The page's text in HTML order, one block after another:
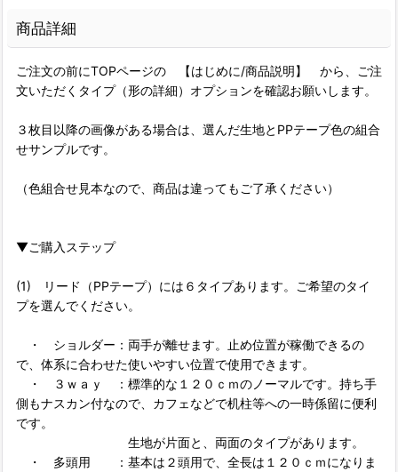
商品詳細
ご注文の前にTOPページの 【はじめに/商品説明】 から、ご注
文いただくタイプ（形の詳細）オプションを確認お願いします。
３枚目以降の画像がある場合は、選んだ生地とPPテープ色の組合
せサンプルです。
（色組合せ見本なので、商品は違ってもご了承ください）
▼ご購入ステップ
(1) リード（PPテープ）には６タイプあります。ご希望のタイ
プを選んでください。
・ ショルダー：両手が離せます。止め位置が稼働できるの
で、体系に合わせた使いやすい位置で使用できます。
・ ３ｗａｙ ：標準的な１２０ｃｍのノーマルです。持ち手
側もナスカン付なので、カフェなどで机柱等への一時係留に便利
です。
生地が片面と、両面のタイプがあります。
・ 多頭用 ：基本は２頭用で、全長は１２０ｃｍになりま